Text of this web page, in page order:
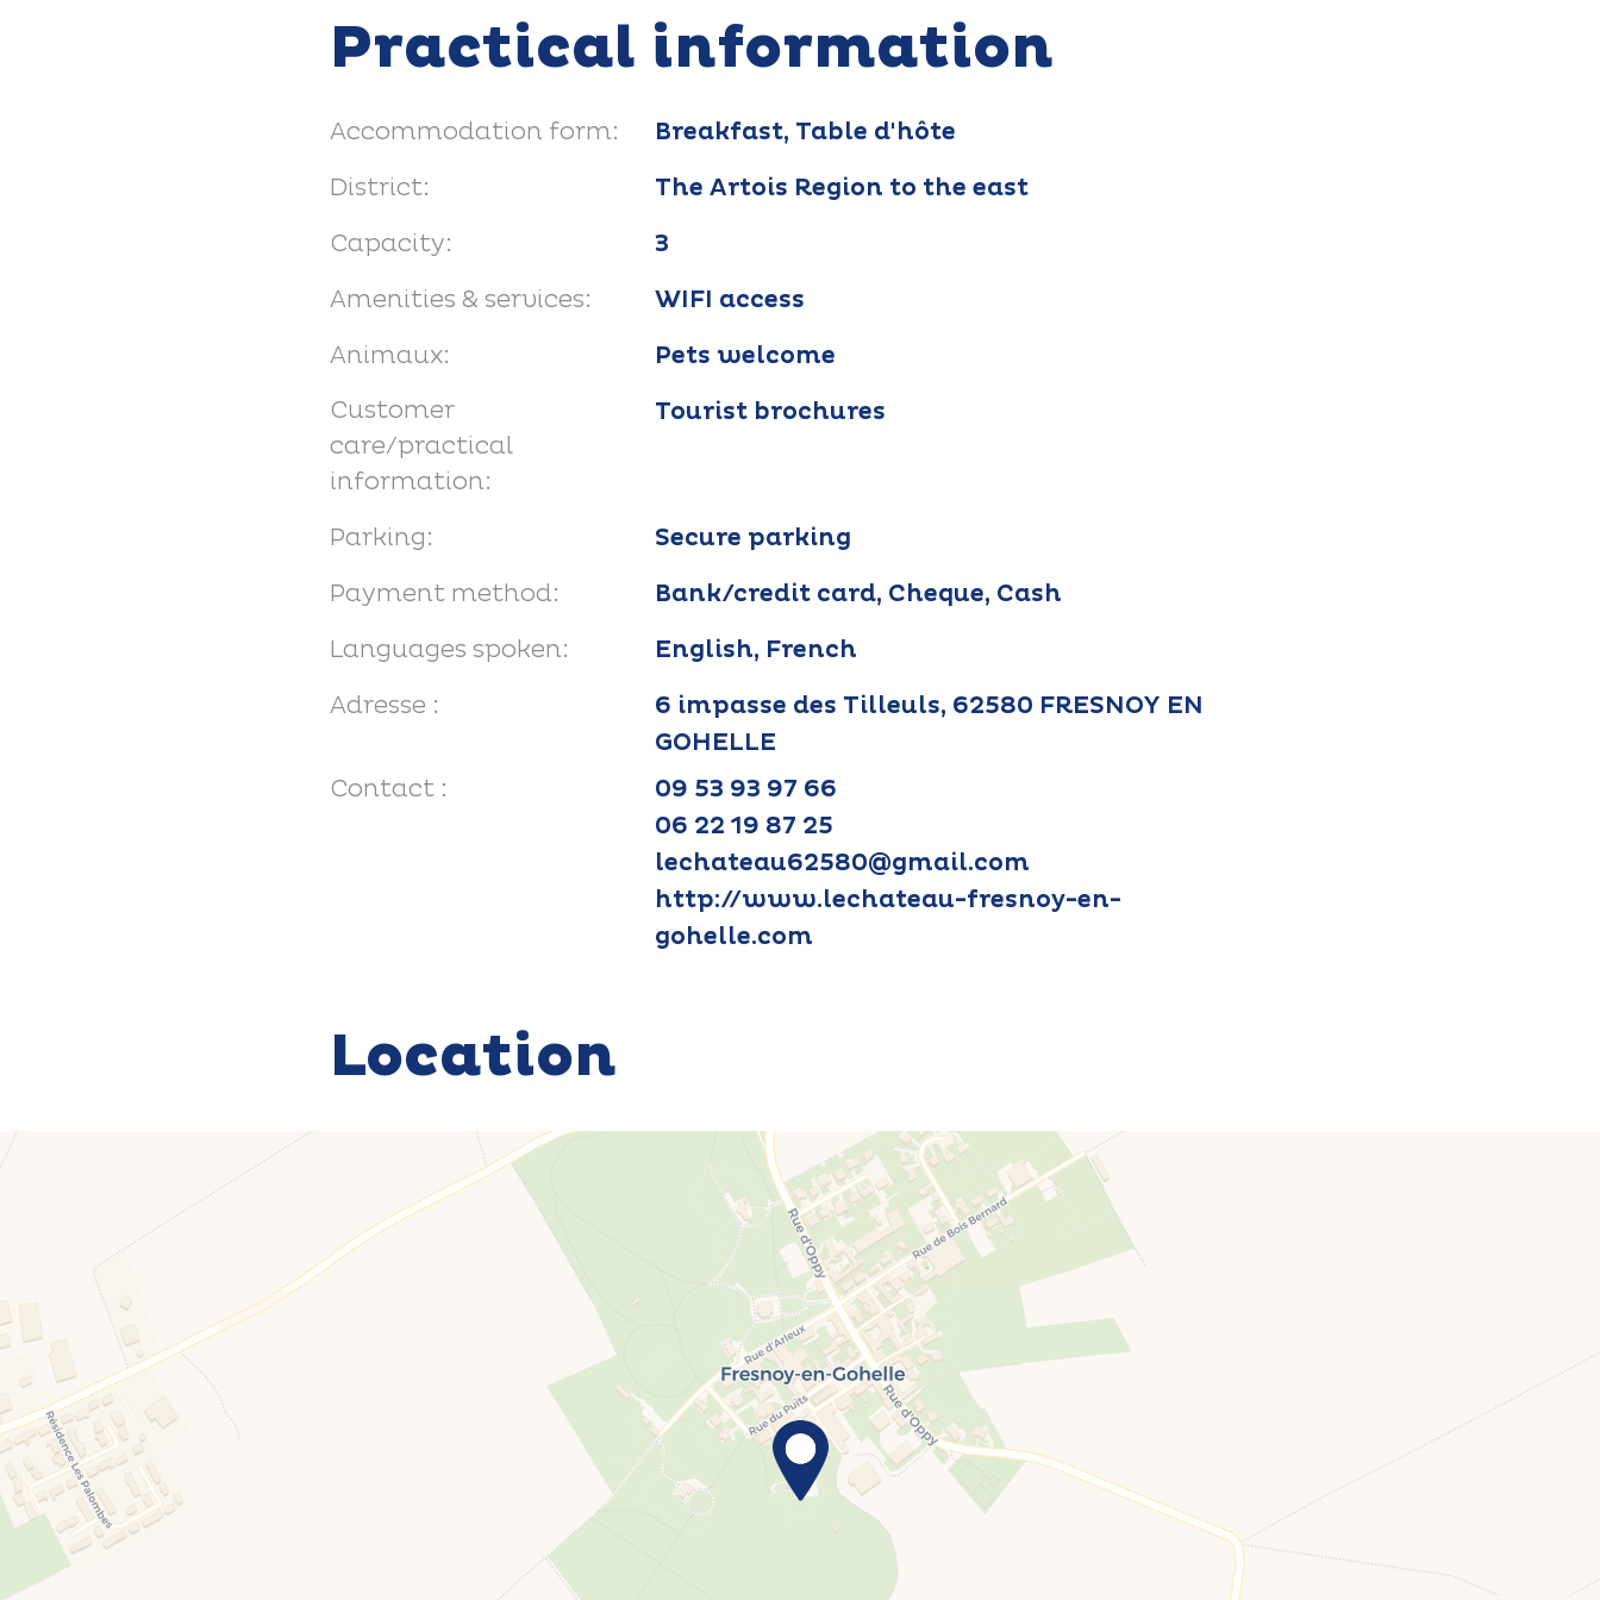
Practical information
Accommodation form:
Breakfast, Table d'hôte
District:
The Artois Region to the east
Capacity:
3
Amenities & services:
WIFI access
Animaux:
Pets welcome
Customer
care/practical
information:
Tourist brochures
Parking:
Secure parking
Payment method:
Bank/credit card, Cheque, Cash
Languages spoken:
English, French
Adresse :
6 impasse des Tilleuls, 62580 FRESNOY EN
GOHELLE
Contact :
09 53 93 97 66
06 22 19 87 25
lechateau62580@gmail.com
http://www.lechateau-fresnoy-en-
gohelle.com
Location